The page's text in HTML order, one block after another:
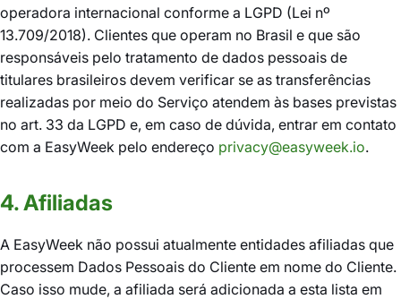
operadora internacional conforme a LGPD (Lei nº
13.709/2018). Clientes que operam no Brasil e que são
responsáveis pelo tratamento de dados pessoais de
titulares brasileiros devem verificar se as transferências
realizadas por meio do Serviço atendem às bases previstas
no art. 33 da LGPD e, em caso de dúvida, entrar em contato
com a EasyWeek pelo endereço privacy@easyweek.io.
4. Afiliadas
A EasyWeek não possui atualmente entidades afiliadas que
processem Dados Pessoais do Cliente em nome do Cliente.
Caso isso mude, a afiliada será adicionada a esta lista em